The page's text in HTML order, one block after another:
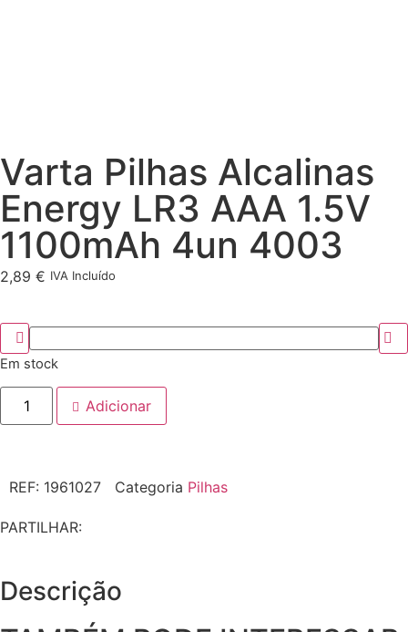
Varta Pilhas Alcalinas
Energy LR3 AAA 1.5V
1100mAh 4un 4003
2,89 € IVA Incluído
Em stock
Adicionar
REF: 1961027 Categoria Pilhas
PARTILHAR:
Descrição